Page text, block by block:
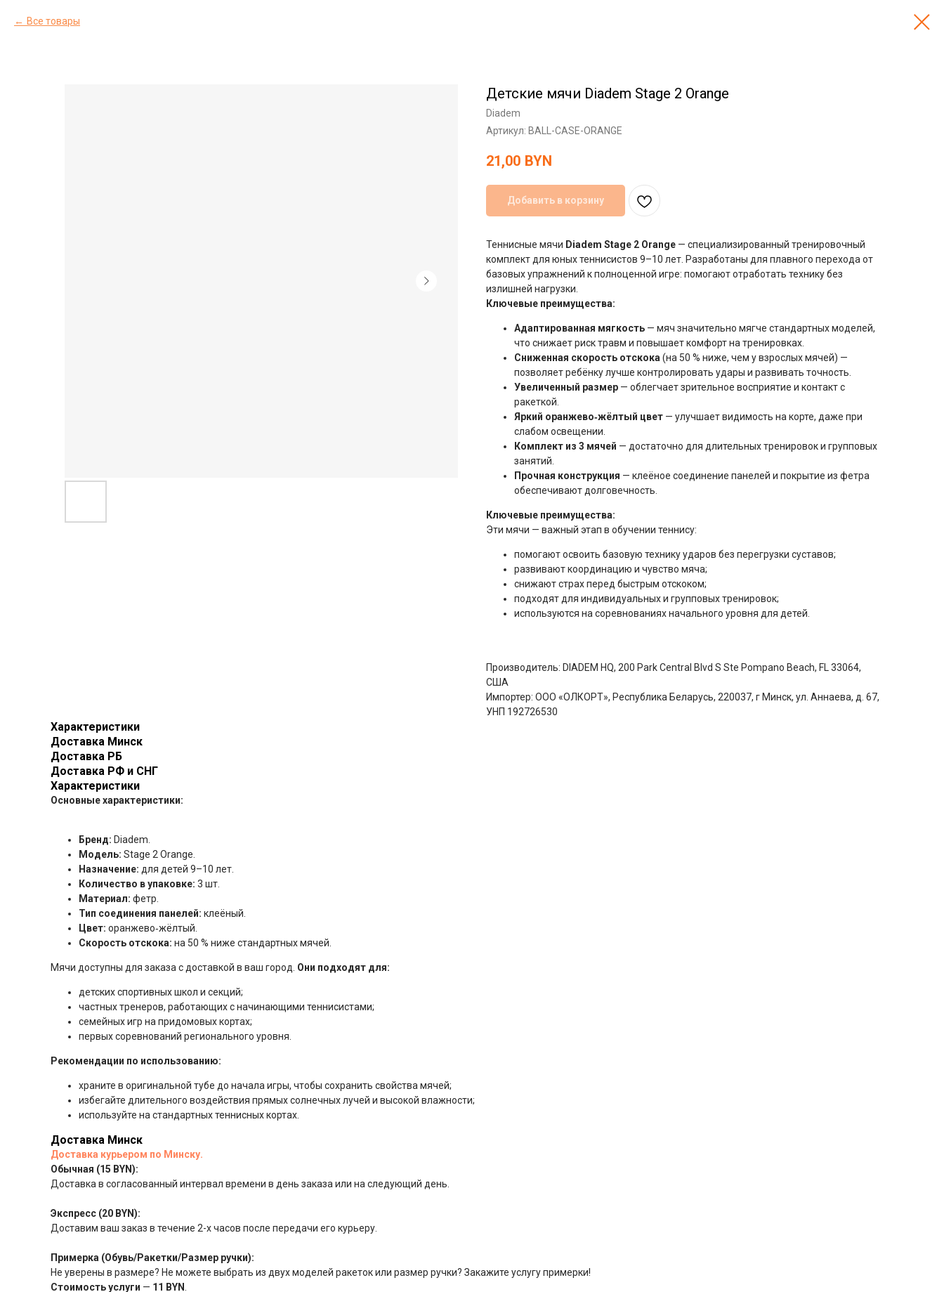
Все товары
Детские мячи Diadem Stage 2 Orange
Diadem
Артикул: BALL-CASE-ORANGE
21,00 BYN
Добавить в корзину
Теннисные мячи Diadem Stage 2 Orange — специализированный тренировочный
комплект для юных теннисистов 9–10 лет. Разработаны для плавного перехода от
базовых упражнений к полноценной игре: помогают отработать технику без
излишней нагрузки.
Ключевые преимущества:
Адаптированная мягкость — мяч значительно мягче стандартных моделей,
что снижает риск травм и повышает комфорт на тренировках.
Сниженная скорость отскока(на 50 % ниже, чем у взрослых мячей) —
позволяет ребёнку лучше контролировать удары и развивать точность.
Увеличенный размер — облегчает зрительное восприятие и контакт с
ракеткой.
Яркий оранжево‑жёлтый цвет — улучшает видимость на корте, даже при
слабом освещении.
Комплект из 3 мячей — достаточно для длительных тренировок и групповых
занятий.
Прочная конструкция — клеёное соединение панелей и покрытие из фетра
обеспечивают долговечность.
Ключевые преимущества:
Эти мячи — важный этап в обучении теннису:
помогают освоить базовую технику ударов без перегрузки суставов;
развивают координацию и чувство мяча;
снижают страх перед быстрым отскоком;
подходят для индивидуальных и групповых тренировок;
используются на соревнованиях начального уровня для детей.
Производитель: DIADEM HQ, 200 Park Central Blvd S Ste Pompano Beach, FL 33064,
США
Импортер: ООО «ОЛКОРТ», Республика Беларусь, 220037, г Минск, ул. Аннаева, д. 67,
УНП 192726530
Характеристики
Доставка Минск
Доставка РБ
Доставка РФ и СНГ
Характеристики
Основные характеристики:
Бренд: Diadem.
Модель: Stage 2 Orange.
Назначение: для детей 9–10 лет.
Количество в упаковке: 3 шт.
Материал: фетр.
Тип соединения панелей: клеёный.
Цвет: оранжево‑жёлтый.
Скорость отскока: на 50 % ниже стандартных мячей.
Мячи доступны для заказа с доставкой в ваш город. Они подходят для:
детских спортивных школ и секций;
частных тренеров, работающих с начинающими теннисистами;
семейных игр на придомовых кортах;
первых соревнований регионального уровня.
Рекомендации по использованию:
храните в оригинальной тубе до начала игры, чтобы сохранить свойства мячей;
избегайте длительного воздействия прямых солнечных лучей и высокой влажности;
используйте на стандартных теннисных кортах.
Доставка Минск
Доставка курьером по Минску.
Обычная (15 BYN):
Доставка в согласованный интервал времени в день заказа или на следующий день.
Экспресс (20 BYN):
Доставим ваш заказ в течение 2-х часов после передачи его курьеру.
Примерка (Обувь/Ракетки/Размер ручки):
Не уверены в размере? Не можете выбрать из двух моделей ракеток или размер ручки? Закажите услугу примерки!
Стоимостьуслуги — 11 BYN.